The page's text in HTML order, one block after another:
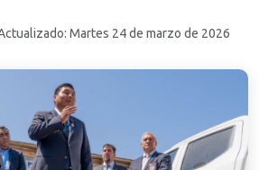
Martes 24 de marzo de 2026